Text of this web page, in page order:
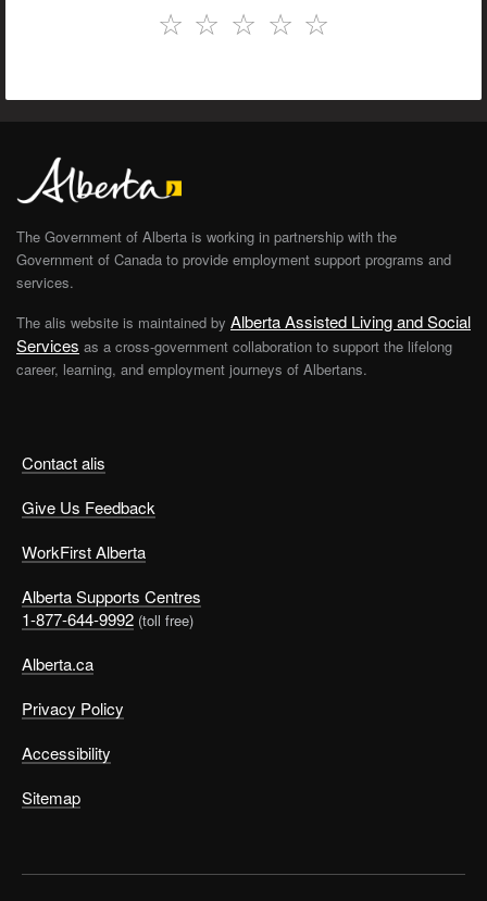
☆
☆
☆
☆
☆
Contact alis
Give Us Feedback
WorkFirst Alberta
Alberta Supports Centres
1-877-644-9992 (toll free)
Alberta.ca
Privacy Policy
Accessibility
Sitemap
The Government of Alberta is working in partnership with the
Government of Canada to provide employment support programs and
services.
The alis website is maintained by Alberta Assisted Living and Social
Services as a cross-government collaboration to support the lifelong
career, learning, and employment journeys of Albertans.